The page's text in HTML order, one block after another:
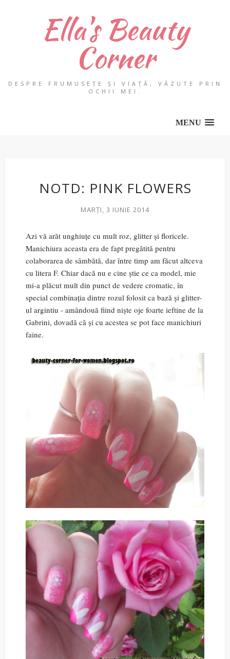
Ella's Beauty
Corner
DESPRE FRUMUSEȚE ȘI VIAȚĂ, VĂZUTE PRIN
OCHII MEI.
MENU
NOTD: PINK FLOWERS
MARȚI, 3 IUNIE 2014
Azi vă arăt unghiuțe cu mult roz, glitter și floricele.
Manichiura aceasta era de fapt pregătită pentru
colaborarea de sâmbătă, dar între timp am făcut altceva
cu litera F. Chiar dacă nu e cine știe ce ca model, mie
mi-a plăcut mult din punct de vedere cromatic, în
special combinația dintre rozul folosit ca bază și glitter-
ul argintiu - amândouă fiind niște oje foarte ieftine de la
Gabrini, dovadă că și cu acestea se pot face manichiuri
faine.